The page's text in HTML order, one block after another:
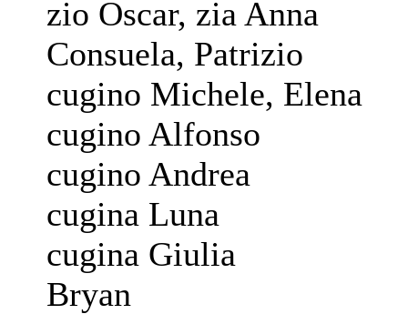
zio Oscar, zia Anna
Consuela, Patrizio
cugino Michele, Elena
cugino Alfonso
cugino Andrea
cugina Luna
cugina Giulia
Bryan